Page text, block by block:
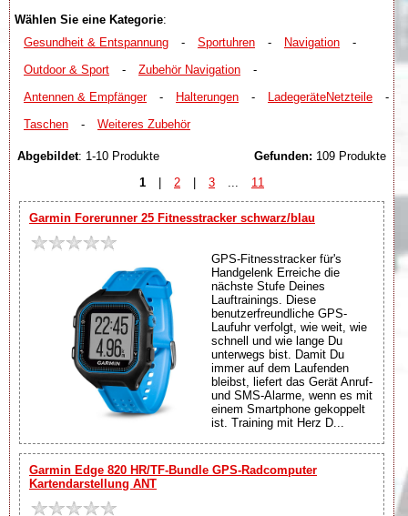
Wählen Sie eine Kategorie:
Gesundheit & Entspannung
- Sportuhren - Navigation
-
Outdoor & Sport
- Zubehör Navigation
-
Antennen & Empfänger
- Halterungen - LadegeräteNetzteile
-
Taschen
- Weiteres Zubehör
Abgebildet: 1-10 Produkte Gefunden: 109 Produkte
1
| 2 | 3 11
Garmin Forerunner 25 Fitnesstracker schwarz/blau
GPS-Fitnesstracker für's
Handgelenk Erreiche die
nächste Stufe Deines
Lauftrainings. Diese
benutzerfreundliche GPS-
Laufuhr verfolgt, wie weit, wie
schnell und wie lange Du
unterwegs bist. Damit Du
immer auf dem Laufenden
bleibst, liefert das Gerät Anruf-
und SMS-Alarme, wenn es mit
einem Smartphone gekoppelt
ist. Training mit Herz D...
Garmin Edge 820 HR/TF-Bundle GPS-Radcomputer
Kartendarstellung ANT